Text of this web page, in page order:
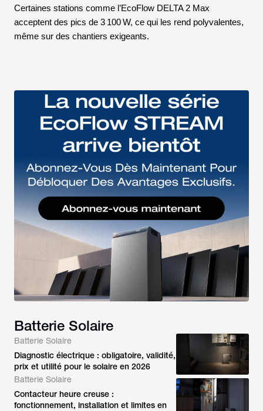
Certaines stations comme l’EcoFlow DELTA 2 Max
acceptent des pics de 3 100 W, ce qui les rend polyvalentes,
même sur des chantiers exigeants.
Batterie Solaire
Batterie Solaire
Diagnostic électrique : obligatoire, validité,
prix et utilité pour le solaire en 2026
Batterie Solaire
Contacteur heure creuse :
fonctionnement, installation et limites en